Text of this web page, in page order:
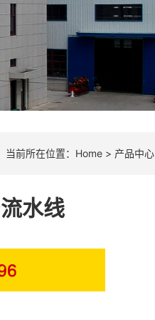
当前所在位置： Home > 产品中心
水线